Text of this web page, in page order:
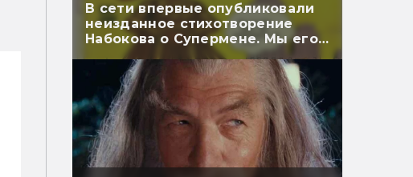
В сети впервые опубликовали
неизданное стихотворение
Набокова о Супермене. Мы его
перевели